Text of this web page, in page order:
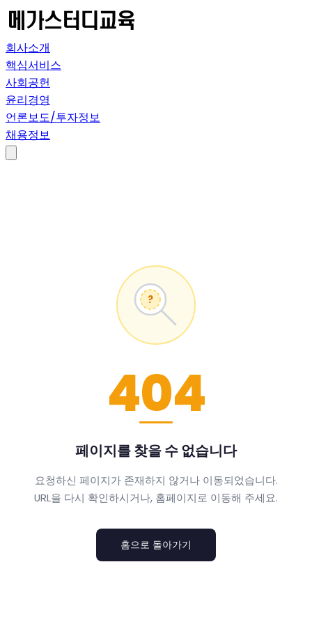
회사소개
핵심서비스
사회공헌
윤리경영
언론보도/투자정보
채용정보
?
404
페이지를 찾을 수 없습니다
요청하신 페이지가 존재하지 않거나 이동되었습니다.
URL을 다시 확인하시거나, 홈페이지로 이동해 주세요.
홈으로 돌아가기